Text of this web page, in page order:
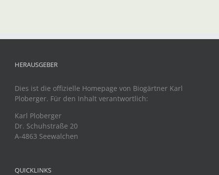
HERAUSGEBER
Dies ist die offizielle Homepage von Biogärtner Karl
Ploberger. Für den Inhalt verantwortlich:
Karl Ploberger
Dr. Schuhstraße 20
A-4863 Seewalchen
QUICKLINKS